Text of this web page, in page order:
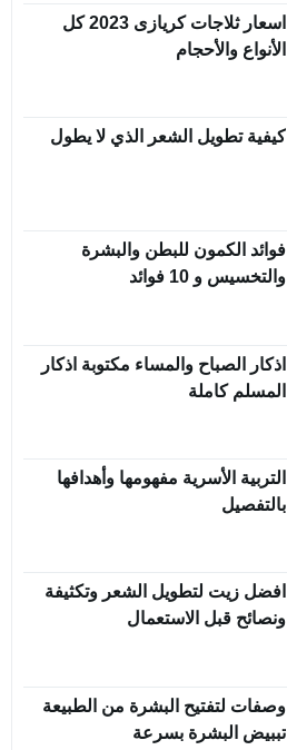
اسعار ثلاجات كريازى 2023 كل
الأنواع والأحجام
كيفية تطويل الشعر الذي لا يطول
فوائد الكمون للبطن والبشرة
والتخسيس و 10 فوائد
اذكار الصباح والمساء مكتوبة اذكار
المسلم كاملة
التربية الأسرية مفهومها وأهدافها
بالتفصيل
افضل زيت لتطويل الشعر وتكثيفة
ونصائح قبل الاستعمال
وصفات لتفتيح البشرة من الطبيعة
تببيض البشرة بسرعة